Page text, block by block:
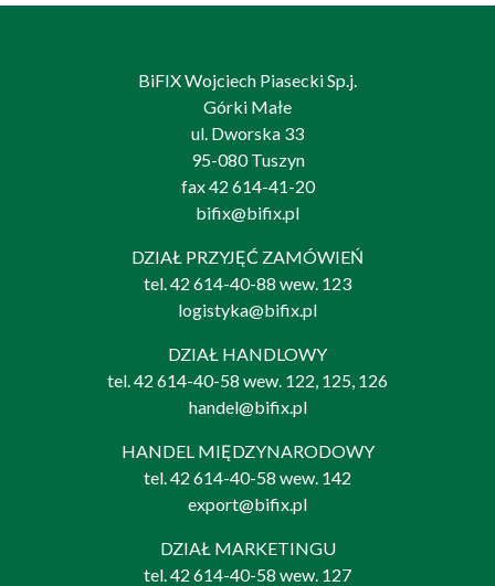
BiFIX Wojciech Piasecki Sp.j.
Górki Małe
ul. Dworska 33
95-080 Tuszyn
fax 42 614-41-20
bifix@bifix.pl
DZIAŁ PRZYJĘĆ ZAMÓWIEŃ
tel.42 614-40-88 wew. 123
logistyka@bifix.pl
DZIAŁ HANDLOWY
tel.42 614-40-58 wew. 122, 125, 126
handel@bifix.pl
HANDEL MIĘDZYNARODOWY
tel.42 614-40-58 wew. 142
export@bifix.pl
DZIAŁ MARKETINGU
tel.42 614-40-58 wew. 127